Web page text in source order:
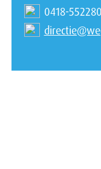
0418-552280